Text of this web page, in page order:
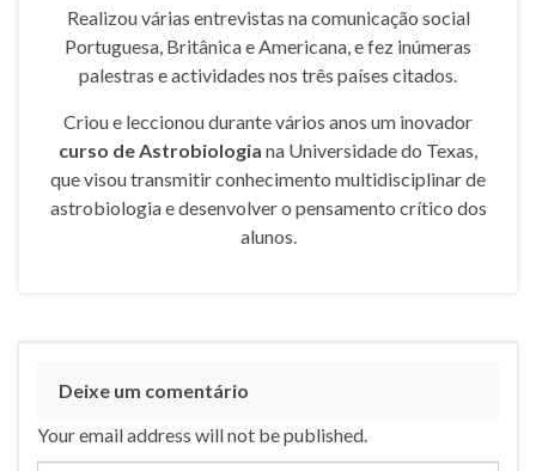
Realizou várias entrevistas na comunicação social
Portuguesa, Britânica e Americana, e fez inúmeras
palestras e actividades nos três países citados.
Criou e leccionou durante vários anos um inovador
curso de Astrobiologia na Universidade do Texas,
que visou transmitir conhecimento multidisciplinar de
astrobiologia e desenvolver o pensamento crítico dos
alunos.
Deixe um comentário
Your email address will not be published.